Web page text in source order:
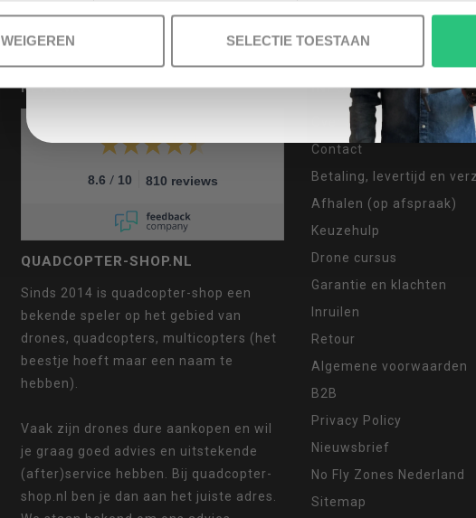
WEIGEREN SELECTIE TOESTAAN
REVIEWS
8.6 / 10 810 reviews
QUADCOPTER-SHOP.NL
Sinds 2014 is quadcopter-shop een
bekende speler op het gebied van
drones, quadcopters, multicopters (het
beestje hoeft maar een naam te
hebben).
Vaak zijn drones dure aankopen en wil
je graag goed advies en uitstekende
(after)service hebben. Bij quadcopter-
shop.nl ben je dan aan het juiste adres.
INFORMATIE
Over ons
Contact
Betaling, levertijd en
Afhalen (op afspraak)
Keuzehulp
Drone cursus
Garantie en klachten
Inruilen
Retour
Algemene voorwaarden
B2B
Privacy Policy
Nieuwsbrief
No Fly Zones Nederland
Sitemap